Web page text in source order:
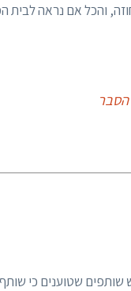
והכל אם נראה
שותפים שטוענים כי